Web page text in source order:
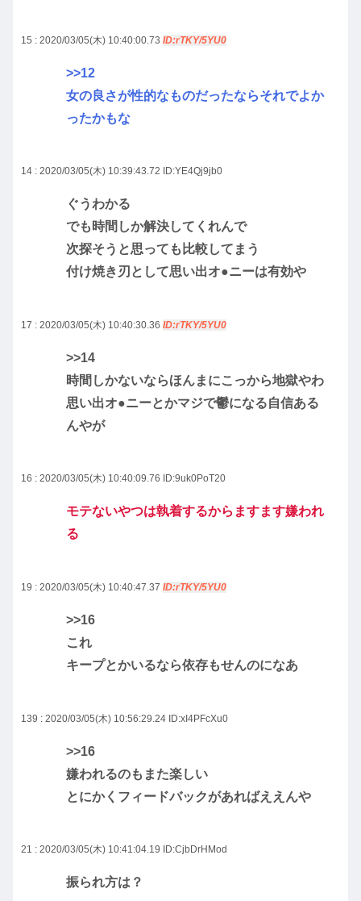
15 : 2020/03/05(木) 10:40:00.73 ID:rTKY/5YU0
>>12
女の良さが性的なものだったならそれでよか
ったかもな
14 : 2020/03/05(木) 10:39:43.72 ID:YE4Qj9jb0
ぐうわかる
でも時間しか解決してくれんで
次探そうと思っても比較してまう
付け焼き刃として思い出オ●ニーは有効や
17 : 2020/03/05(木) 10:40:30.36 ID:rTKY/5YU0
>>14
時間しかないならほんまにこっから地獄やわ
思い出オ●ニーとかマジで鬱になる自信ある
んやが
16 : 2020/03/05(木) 10:40:09.76 ID:9uk0PoT20
モテないやつは執着するからますます嫌われ
る
19 : 2020/03/05(木) 10:40:47.37 ID:rTKY/5YU0
>>16
これ
キープとかいるなら依存もせんのになあ
139 : 2020/03/05(木) 10:56:29.24 ID:xI4PFcXu0
>>16
嫌われるのもまた楽しい
とにかくフィードバックがあればええんや
21 : 2020/03/05(木) 10:41:04.19 ID:CjbDrHMod
振られ方は？